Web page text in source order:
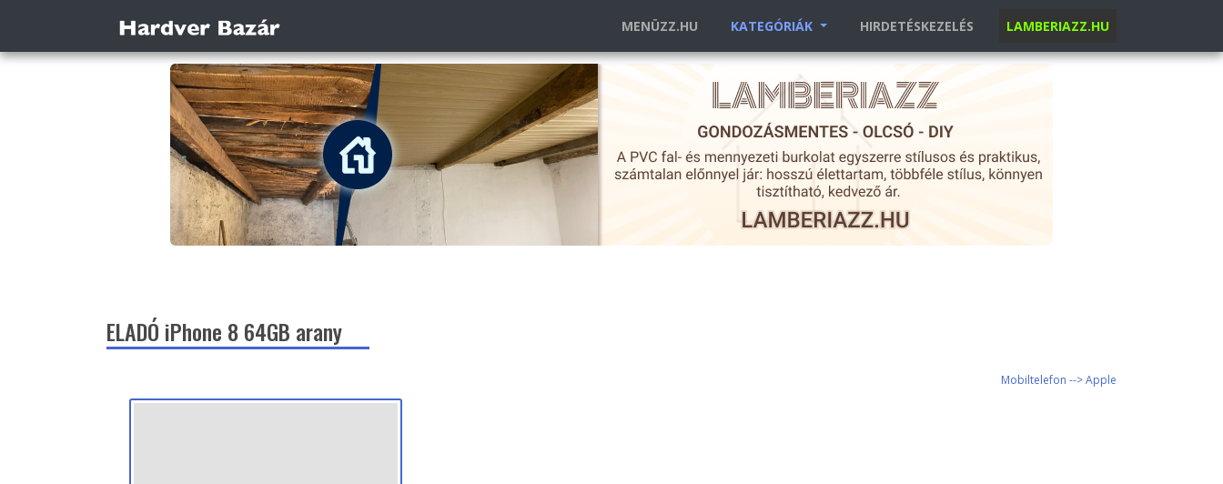
MENÜZZ.HU KATEGÓRIÁK HIRDETÉSKEZELÉS LAMBERIAZZ.HU
ELADÓ iPhone 8 64GB arany
Mobiltelefon --> Apple